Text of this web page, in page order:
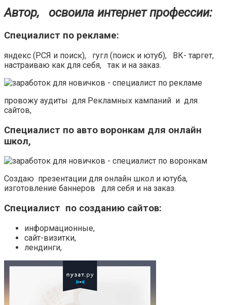
Автор, освоила интернет профессии:
Специалист по рекламе:
яндекс (РСЯ и поиск), гугл (поиск и ютуб), ВК- таргет,
настраиваю как для себя, так и на заказ.
провожу аудиты для Рекламных кампаний и для
сайтов,
Специалист по авто воронкам для онлайн
школ,
Создаю презентации для онлайн школ и ютуба,
изготовление баннеров для себя и на заказ.
Специалист по созданию сайтов:
информационные,
сайт-визитки,
лендинги,